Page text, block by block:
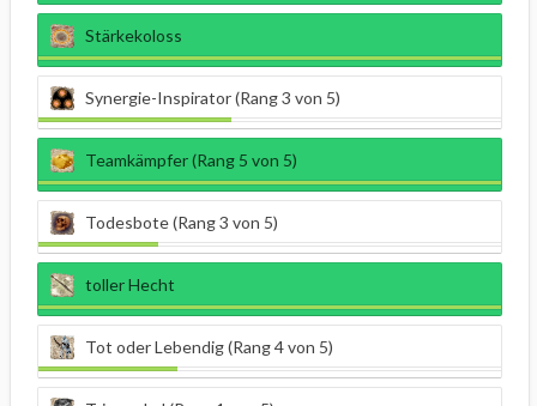
Stärkekoloss
Synergie-Inspirator (Rang 3 von 5)
Teamkämpfer (Rang 5 von 5)
Todesbote (Rang 3 von 5)
toller Hecht
Tot oder Lebendig (Rang 4 von 5)